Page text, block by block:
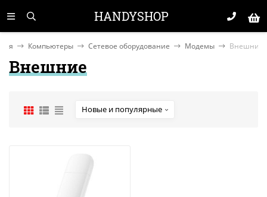
HANDYSHOP
Компьютеры Сетевое оборудование Модемы Внешние
Внешние
Новые и популярные